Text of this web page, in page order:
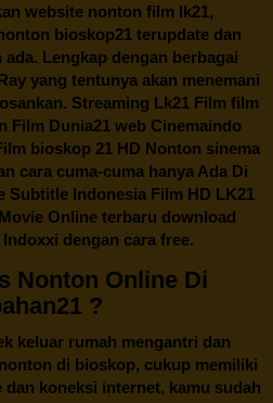
website nonton film lk21,
bioskop21 terupdate dan
Lengkap dengan berbagai
yang tentunya akan menemani
Streaming Lk21 Film film
Film Dunia21 web Cinemaindo
bioskop 21 HD Nonton sinema
cara cuma-cuma hanya Ada Di
Subtitle Indonesia Film HD LK21
Online terbaru download
dengan cara free.
Nonton Online Di
?
keluar rumah mengantri dan
di bioskop, cukup memiliki
koneksi internet, kamu sudah